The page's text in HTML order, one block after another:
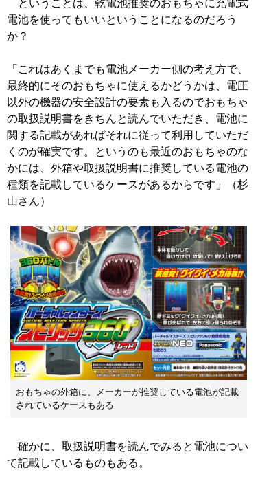
ということは、乾電池推奨のおもちゃに充電式
電池を使ってもいいということになるのだろう
か？
「これはあくまでも電池メーカー側の考え方で、
最終的にそのおもちゃに使えるかどうかは、電圧
以外の機器の安全設計の要素も入るのでおもちゃ
の取扱説明書をきちんと読んでいただき、電池に
関する記載があればそれに従って利用していただ
くのが確実です。というのも最近のおもちゃのな
かには、外箱や取扱説明書に推奨している電池の
種類を記載しているケースがあるからです」（杉
山さん）
おもちゃの外箱に、メーカーが推奨している電池が記載
されているケースもある
確かに、取扱説明書を読んでみると電池につい
て記載しているものもある。